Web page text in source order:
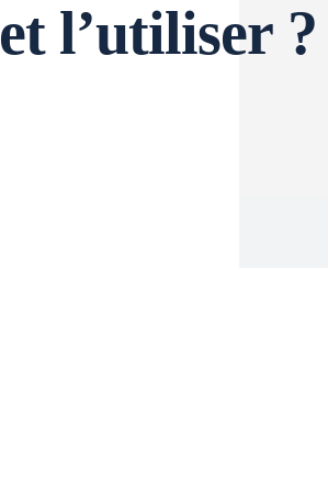
et l’utiliser